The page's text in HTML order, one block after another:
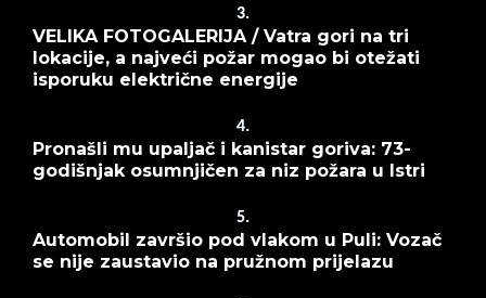
3.
VELIKA FOTOGALERIJA / Vatra gori na tri
lokacije, a najveći požar mogao bi otežati
isporuku električne energije
4.
Pronašli mu upaljač i kanistar goriva: 73-
godišnjak osumnjičen za niz požara u Istri
5.
Automobil završio pod vlakom u Puli: Vozač
se nije zaustavio na pružnom prijelazu